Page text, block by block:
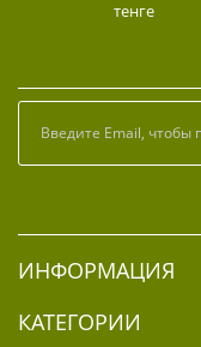
тенге
ИНФОРМАЦИЯ
КАТЕГОРИИ